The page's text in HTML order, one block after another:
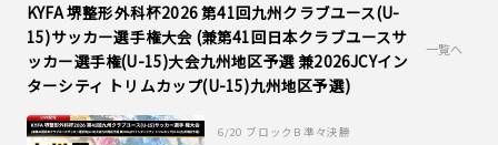
KYFA 堺整形外科杯2026 第41回九州クラブユース(U-
15)サッカー選手権大会 (兼第41回日本クラブユースサ
ッカー選手権(U-15)大会九州地区予選 兼2026JCYイン
ターシティ トリムカップ(U-15)九州地区予選)
一覧へ
6/20 ブロックB 準々決勝